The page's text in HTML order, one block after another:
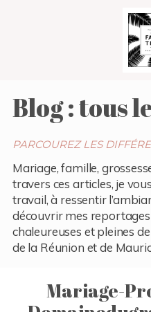
Blog : tous
PARCOUREZ LES
Mariage, famille,
travers ces articles, je
travail, à ressentir
découvrir mes reportages
chaleureuses et pleines
de la Réunion et de
Mariage-